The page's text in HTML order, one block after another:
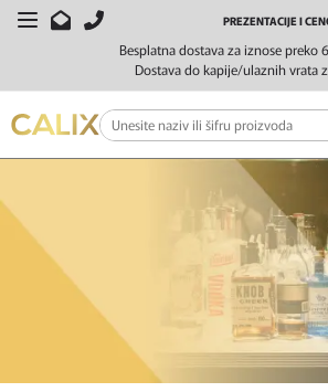
Besplatna dostava za iznose preko
Dostava do kapije/ulaznih vrata
PREZENTACIJE I
FILTERI
SORTIRAJ